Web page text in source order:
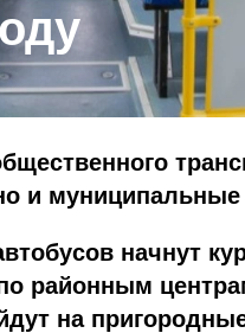
и муниципальные
начнут
районным
на